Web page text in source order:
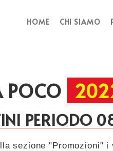
HOME CHI SIAMO
POCO
PERIODO
sezione "Promozioni"